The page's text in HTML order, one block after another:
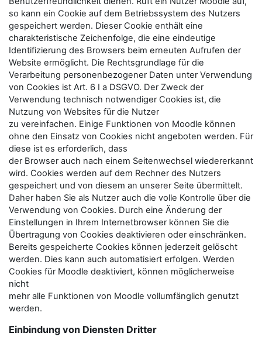
so kann ein Cookie auf dem Betriebssystem des Nutzers
gespeichert werden. Dieser Cookie enthält eine
charakteristische Zeichenfolge, die eine eindeutige
Identifizierung des Browsers beim erneuten Aufrufen der
Website ermöglicht. Die Rechtsgrundlage für die
Verarbeitung personenbezogener Daten unter Verwendung
von Cookies ist Art. 6 I a DSGVO. Der Zweck der
Verwendung technisch notwendiger Cookies ist, die
Nutzung von Websites für die Nutzer
zu vereinfachen. Einige Funktionen von Moodle können
ohne den Einsatz von Cookies nicht angeboten werden. Für
diese ist es erforderlich, dass
der Browser auch nach einem Seitenwechsel wiedererkannt
wird. Cookies werden auf dem Rechner des Nutzers
gespeichert und von diesem an unserer Seite übermittelt.
Daher haben Sie als Nutzer auch die volle Kontrolle über die
Verwendung von Cookies. Durch eine Änderung der
Einstellungen in Ihrem Internetbrowser können Sie die
Übertragung von Cookies deaktivieren oder einschränken.
Bereits gespeicherte Cookies können jederzeit gelöscht
werden. Dies kann auch automatisiert erfolgen. Werden
Cookies für Moodle deaktiviert, können möglicherweise
nicht
mehr alle Funktionen von Moodle vollumfänglich genutzt
werden.
Einbindung von Diensten Dritter